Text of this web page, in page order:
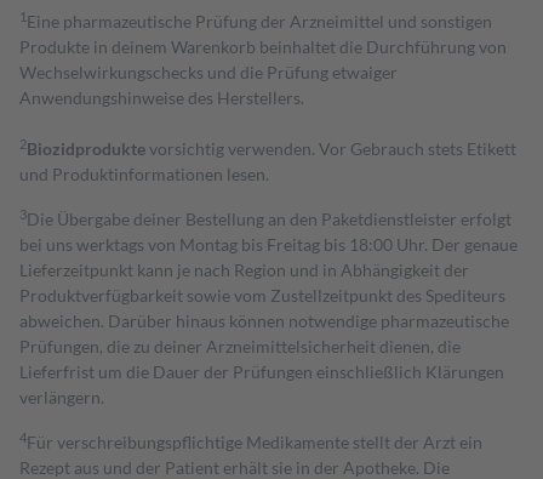
1 Eine pharmazeutische Prüfung der Arzneimittel und sonstigen
Produkte in deinem Warenkorb beinhaltet die Durchführung von
Wechselwirkungschecks und die Prüfung etwaiger
Anwendungshinweise des Herstellers.
2Biozidproduktevorsichtig verwenden. Vor Gebrauch stets Etikett
und Produktinformationen lesen.
3Die Übergabe deiner Bestellung an den Paketdienstleister erfolgt
bei uns werktags von Montag bis Freitag bis 18:00 Uhr. Der genaue
Lieferzeitpunkt kann je nach Region und in Abhängigkeit der
Produktverfügbarkeit sowie vom Zustellzeitpunkt des Spediteurs
abweichen. Darüber hinaus können notwendige pharmazeutische
Prüfungen, die zu deiner Arzneimittelsicherheit dienen, die
Lieferfrist um die Dauer der Prüfungen einschließlich Klärungen
verlängern.
4Für verschreibungspflichtige Medikamente stellt der Arzt ein
Rezept aus und der Patient erhält sie in der Apotheke. Die